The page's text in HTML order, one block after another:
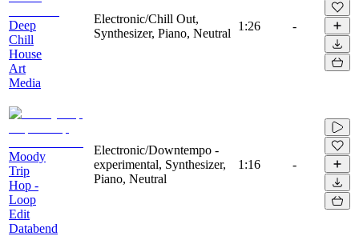
Deep
Chill
House
Art
Media
Electronic/Chill Out,
Synthesizer, Piano, Neutral
1:26 -
Moody
Trip
Hop -
Loop
Edit
Databend
Electronic/Downtempo -
experimental, Synthesizer,
Piano, Neutral
1:16 -